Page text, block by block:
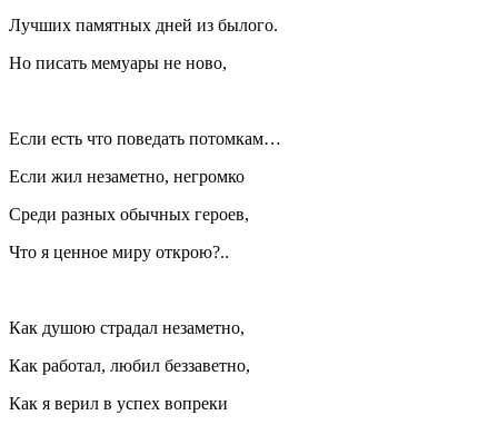
Лучших памятных дней из былого.
Но писать мемуары не ново,
Если есть что поведать потомкам…
Если жил незаметно, негромко
Среди разных обычных героев,
Что я ценное миру открою?..
Как душою страдал незаметно,
Как работал, любил беззаветно,
Как я верил в успех вопреки